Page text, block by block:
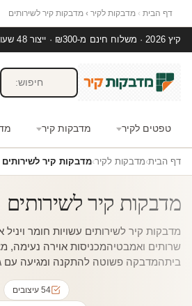
דף הבית › מדבקות לקיר › מדבקות קיר לשירותים
קיץ 2026 · משלוח חינם מ-₪300 · ייצור 48 שעות · 15,000+ לקוחות מרוצים
טפטים לקיר מדבקות קיר
דף הבית›מדבקות לקיר›מדבקות קיר לשירותים
מדבקות קיר לשירותים
מדבקות קיר לשירותים עשויות חומר ויניל
שרותים ואמבטיהמכניסות אוירה נעימה,
ביתהמדבקה פשוטה להתקנה ומגיעה עם
54 עיצובים